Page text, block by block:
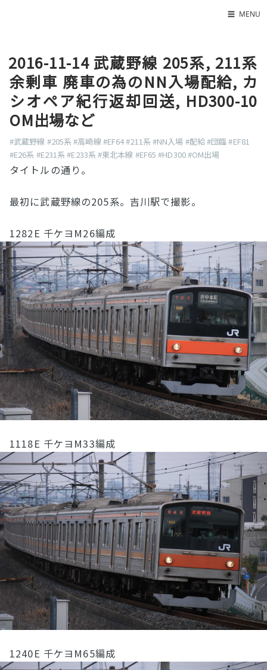
About
LED SS表
☰ MENU
2016-11-14 武蔵野線 205系, 211系
余剰車 廃車の為のNN入場配給, カ
シオペア紀行返却回送, HD300-10
OM出場など
#武蔵野線 #205系 #高崎線#EF64#211系 #NN入場 #配給#団臨#EF81
#E26系 #E231系 #E233系 #東北本線 #EF65 #HD300#OM出場
タイトルの通り。
最初に武蔵野線の205系。吉川駅で撮影。
1282E 千ケヨM26編成
1118E 千ケヨM33編成
1240E 千ケヨM65編成